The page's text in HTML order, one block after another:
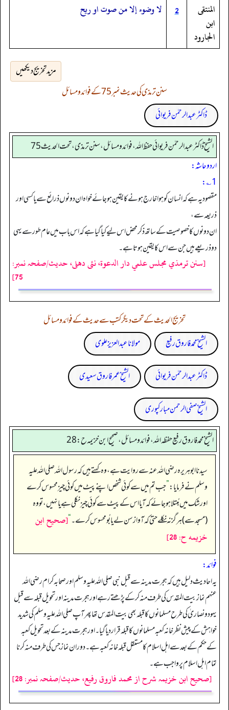
المنتقى
ابن
الجارود
2 لا وضوء إلا من صوت او ريح
مزید تخریج دیکھیں
سنن ترمذی کی حدیث نمبر 75 کے فوائد و مسائل
ڈاکٹر عبدالرحمٰن فریوائی
الشیخ ڈاکٹر عبد الرحمٰن فریوائی حفظ اللہ، فوائد و مسائل، سنن ترمذی، تحت الحديث 75
اردو حاشہ:
1؎:
مقصود یہ ہے کہ انسان کو ہوا خارج ہونے کا یقین ہو جائے خواہ ان دونوں ذرائع سے یا کسی اور
ذریعہ سے،
ان دونوں کا خصوصیت کے ساتھ ذکر محض اس لیے کیا گیا ہے کہ اس باب میں عام طور سے یہی
دو ذریعے ہیں جن سے اس کا یقین ہوتا ہے۔
[سنن ترمذي مجلس علمي دار الدعوة، نئى دهلى، حدیث/صفحہ نمبر:
75]
تخریج الحدیث کے تحت دیگر کتب سے حدیث کے فوائد و مسائل
الشیخ محمد فاروق رفیع
مولانا عبد العزیز علوی
ڈاکٹر عبدالرحمٰن فریوائی الشیخ عمر فاروق سعیدی
الشیخ صفی الرحمن مبارکپوری
الشيخ محمد فاروق رفیع حفظہ اللہ، فوائد و مسائل، صحیح ابن خزیمہ ح : 28
سیدنا ابوہریرہ رضی اللہ عنہ سے روایت ہے، وہ کہتے ہیں کہ رسول اللہ صلی اللہ علیہ
وسلم نے فرمایا:”جب تم میں سے کوئی شخص اپنے پیٹ میں کوئی چیز محسوس کرے
اور شک میں مُبتلا ہوجائے کہ آیا اس کے پیٹ سے کوئی چیز نکلی ہے یا نہیں، تو وہ
(مسجد سے) ہر گز نہ نکلے حتیٰ کہ آواز سن لے یا بُو محسوس کرے۔“[صحيح ابن
خزيمه ح: 28]
فوائد:
یہ احادیث دلیل ہیں کہ ہجرت مدینہ سے قبل نبی صلی اللہ علیہ وسلم اور صحابہ کرام رضی اللہ
عنہم نماز بیت المقدس کی طرف منہ کر کے پڑھتے رہے اور ہجرت مدینہ اور تحویل قبلہ سے قبل
یہود و نصاریٰ کی طرح مسلمانوں کا قبلہ بھی بیت المقدس تھا پھر آپ صلی اللہ علیہ وسلم کی شدید
خواہش کے پیش نظر خانہ کعبہ مسلمانوں کا قبلہ قرار دیا گیا۔ اور ہجرت مدینہ کے بعد تحویل کعبہ
کے حکم کے بعد سے اہل اسلام کا مستقل قبلہ خانہ کعبہ ہے۔ دوران نماز جس کی طرف منہ کرنا
تمام اہل اسلام پر واجب ہے۔
[صحیح ابن خزیمہ شرح از محمد فاروق رفیع، حدیث/صفحہ نمبر: 28]